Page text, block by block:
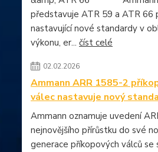
představuje ATR 59 a ATR 66
nastavující nové standardy v
výkonu, er... číst celé
02.02.2026
Ammann ARR 1585-2
válec nastavuje nový
Ammann oznamuje uvedení
nejnovějšího přírůstku do své
generace příkopových válců se